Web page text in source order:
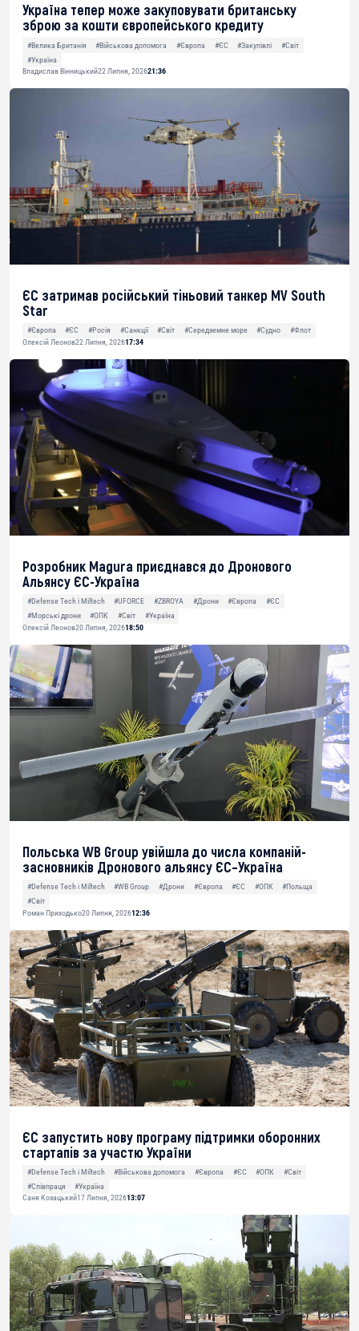
Україна тепер може закуповувати британську
зброю за кошти європейського кредиту
#Велика Британія #Військова допомога #Європа #ЄС #Закупівлі
#Світ
#Україна
Владислав Вінницький22 Липня, 202621:36
ЄС затримав російський тіньовий танкер MV South
Star
#Європа #ЄС #Росія #Санкції #Світ #Середземне море #Судно
#Флот
Олексій Леонов22 Липня, 202617:34
Розробник Magura приєднався до Дронового
Альянсу ЄС-Україна
#Defense Tech і Miltech #UFORCE #ZBROYA #Дрони #Європа
#ЄС
#Морські дрони
#ОПК #Світ
#Україна
Олексій Леонов20 Липня, 202618:50
Польська WB Group увійшла до числа компаній-
засновників Дронового альянсу ЄС–Україна
#Defense Tech і Miltech #WB Group #Дрони #Європа #ЄС #ОПК
#Польща
#Світ
Роман Приходько20 Липня, 202612:36
ЄС запустить нову програму підтримки оборонних
стартапів за участю України
#Defense Tech і Miltech #Військова допомога #Європа #ЄС #ОПК
#Світ
#Співпраця
#Україна
Саня Козацький17 Липня, 202613:07